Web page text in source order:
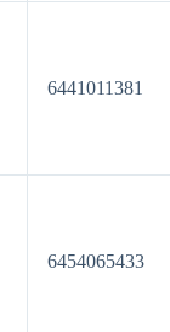
6441011381
6454065433